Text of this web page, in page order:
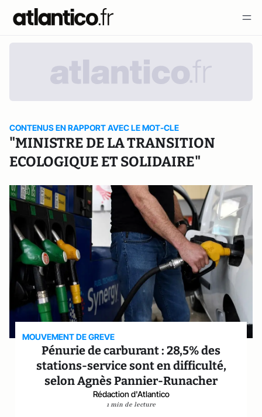
CONTENUS EN RAPPORT AVEC LE MOT-CLE
"MINISTRE DE LA TRANSITION
ECOLOGIQUE ET SOLIDAIRE"
MOUVEMENT DE GREVE
Pénurie de carburant : 28,5% des
stations-service sont en difficulté,
selon Agnès Pannier-Runacher
Rédaction d'Atlantico
1 min de lecture